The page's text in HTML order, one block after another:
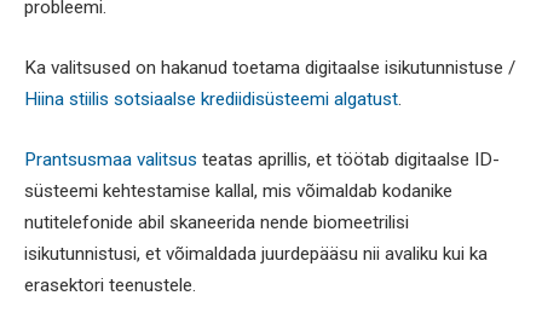
probleemi.
Ka valitsused on hakanud toetama digitaalse isikutunnistuse /
Hiina stiilis sotsiaalse krediidisüsteemi algatust.
Prantsusmaa valitsus teatas aprillis, et töötab digitaalse ID-
süsteemi kehtestamise kallal, mis võimaldab kodanike
nutitelefonide abil skaneerida nende biomeetrilisi
isikutunnistusi, et võimaldada juurdepääsu nii avaliku kui ka
erasektori teenustele.